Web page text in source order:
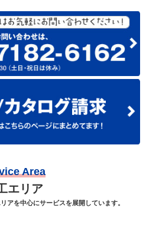
Area
エリア
アを中心にサービスを展開しています。